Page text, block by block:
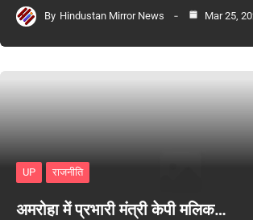
By Hindustan Mirror News Mar 25,
UP राजनीति
अमरोहा में प्रभारी मंत्री केपी मलिक…